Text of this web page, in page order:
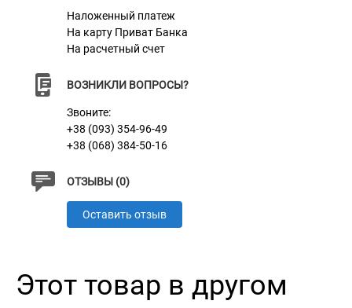
Наложенный платеж
На карту Приват Банка
На расчетный счет
ВОЗНИКЛИ ВОПРОСЫ?
Звоните:
+38 (093) 354-96-49
+38 (068) 384-50-16
ОТЗЫВЫ (0)
Оставить отзыв
Этот товар в другом